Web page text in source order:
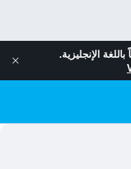
الإنجليزية.